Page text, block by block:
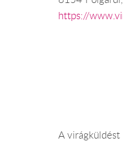
https://
A virágküldést